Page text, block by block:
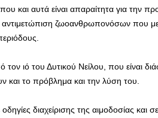
και αυτά είναι απαραίτητα για την
ζωοανθρωπονόσων που
ιό του Δυτικού Νείλου, που είναι
και το πρόβλημα και την λύση του.
διαχείρισης της αιμοδοσίας και